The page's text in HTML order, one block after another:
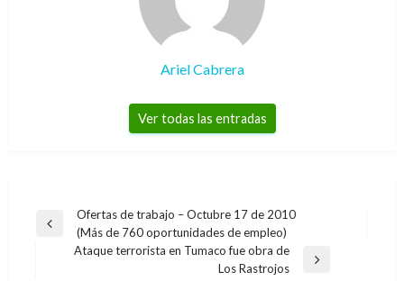
Ariel Cabrera
Ver todas las entradas
Navegación
Entrada
anterior
Ofertas de trabajo – Octubre 17 de 2010
(Más de 760 oportunidades de empleo)
Ataque terrorista en Tumaco fue obra de
Los Rastrojos